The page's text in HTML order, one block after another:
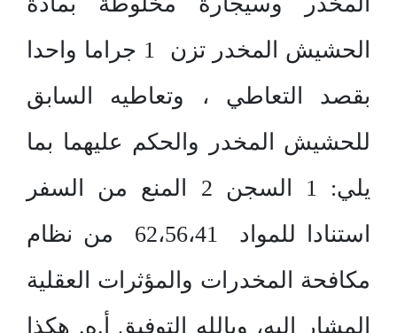
الحشيش المخدر تزن 1 جراما واحدا
بقصد التعاطي ، وتعاطيه السابق
للحشيش المخدر والحكم عليهما بما
يلي: 1 السجن 2 المنع من السفر
استنادا للمواد 62،56،41 من نظام
مكافحة المخدرات والمؤثرات العقلية
المشار إليه، وبالله التوفيق أ.ه. هكذا